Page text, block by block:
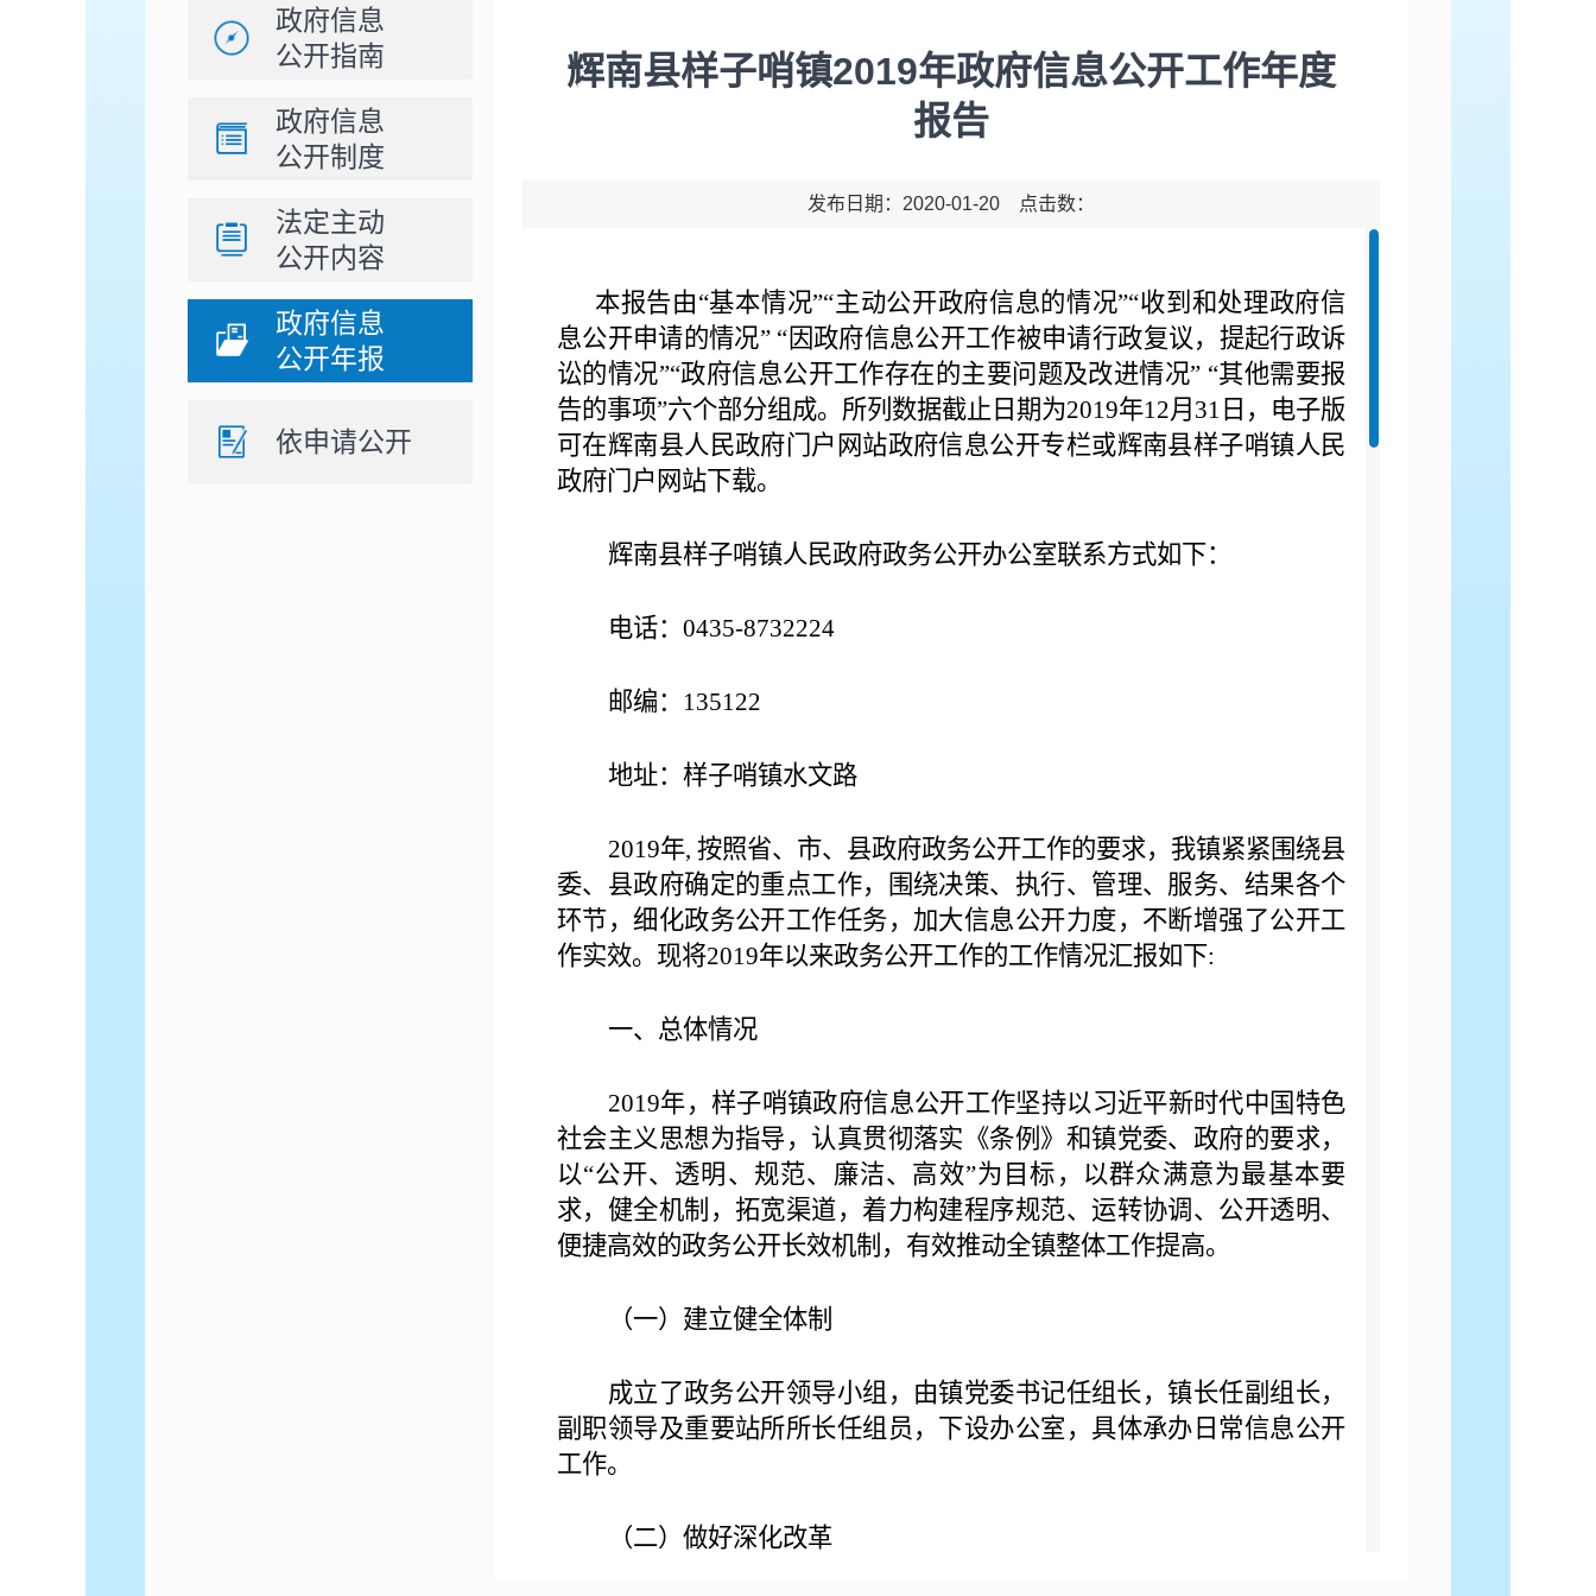
政府信息
公开指南
政府信息
公开制度
法定主动
公开内容
政府信息
公开年报
依申请公开
辉南县样子哨镇2019年政府信息公开工作年度
报告
发布日期：2020-01-20 点击数：
本报告由“基本情况”“主动公开政府信息的情况”“收到和处理政府信
息公开申请的情况” “因政府信息公开工作被申请行政复议，提起行政诉
讼的情况”“政府信息公开工作存在的主要问题及改进情况” “其他需要报
告的事项”六个部分组成。所列数据截止日期为2019年12月31日，电子版
可在辉南县人民政府门户网站政府信息公开专栏或辉南县样子哨镇人民
政府门户网站下载。
辉南县样子哨镇人民政府政务公开办公室联系方式如下：
电话： 0435-8732224
邮编： 135122
地址：样子哨镇水文路
2019年, 按照省、市、县政府政务公开工作的要求，我镇紧紧围绕县
委、县政府确定的重点工作，围绕决策、执行、管理、服务、结果各个
环节，细化政务公开工作任务，加大信息公开力度，不断增强了公开工
作实效。现将2019年以来政务公开工作的工作情况汇报如下:
一、总体情况
2019年，样子哨镇政府信息公开工作坚持以习近平新时代中国特色
社会主义思想为指导，认真贯彻落实《条例》和镇党委、政府的要求，
以“公开、透明、规范、廉洁、高效”为目标，以群众满意为最基本要
求，健全机制，拓宽渠道，着力构建程序规范、运转协调、公开透明、
便捷高效的政务公开长效机制，有效推动全镇整体工作提高。
（一）建立健全体制
成立了政务公开领导小组，由镇党委书记任组长，镇长任副组长，
副职领导及重要站所所长任组员，下设办公室，具体承办日常信息公开
工作。
（二）做好深化改革